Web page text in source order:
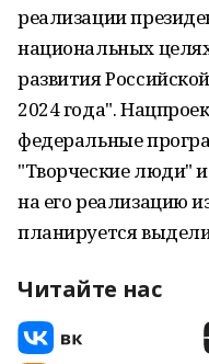
реализации
национальных
развития
2024 года".
федеральные
"Творческие люди"
на его реализацию
планируется
Читайте нас